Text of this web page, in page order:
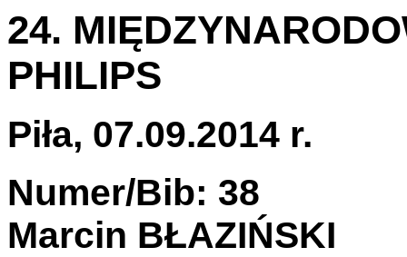
24.
PHILIPS
Piła, 07.09.2014 r.
Numer/Bib: 38
Marcin BŁAZIŃSKI